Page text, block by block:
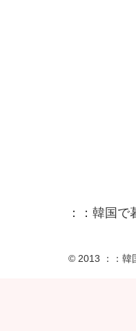
：：韓国で
© 2013 ：：韓